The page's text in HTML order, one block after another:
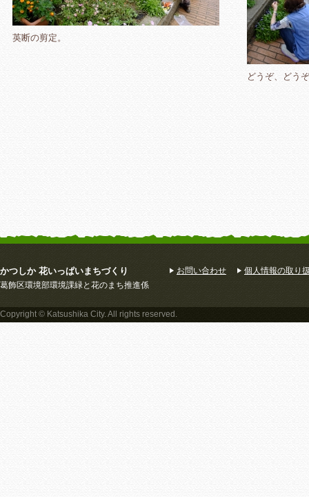
英断の剪定。
どうぞ、どう
かつしか 花いっぱいまちづくり
葛飾区環境部環境課緑と花のまち推進係
お問い合わせ 個人情報の取り
Copyright © Katsushika City. All rights reserved.